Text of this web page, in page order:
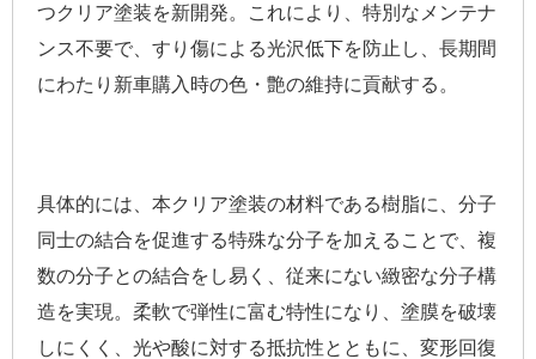
つクリア塗装を新開発。これにより、特別なメンテナ
ンス不要で、すり傷による光沢低下を防止し、長期間
にわたり新車購入時の色・艶の維持に貢献する。
具体的には、本クリア塗装の材料である樹脂に、分子
同士の結合を促進する特殊な分子を加えることで、複
数の分子との結合をし易く、従来にない緻密な分子構
造を実現。柔軟で弾性に富む特性になり、塗膜を破壊
しにくく、光や酸に対する抵抗性とともに、変形回復